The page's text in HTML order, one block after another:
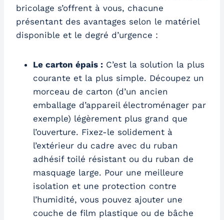
bricolage s’offrent à vous, chacune
présentant des avantages selon le matériel
disponible et le degré d’urgence :
Le carton épais : C’est la solution la plus
courante et la plus simple. Découpez un
morceau de carton (d’un ancien
emballage d’appareil électroménager par
exemple) légèrement plus grand que
l’ouverture. Fixez-le solidement à
l’extérieur du cadre avec du ruban
adhésif toilé résistant ou du ruban de
masquage large. Pour une meilleure
isolation et une protection contre
l’humidité, vous pouvez ajouter une
couche de film plastique ou de bâche